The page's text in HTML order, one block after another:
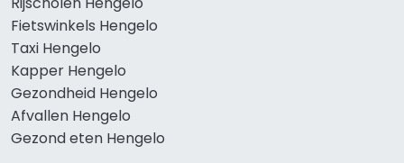
Fietswinkels Hengelo
Taxi Hengelo
Kapper Hengelo
Gezondheid Hengelo
Afvallen Hengelo
Gezond eten Hengelo